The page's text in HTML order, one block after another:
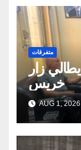
متفرقات
زار
خريس
AUG 1, 2026